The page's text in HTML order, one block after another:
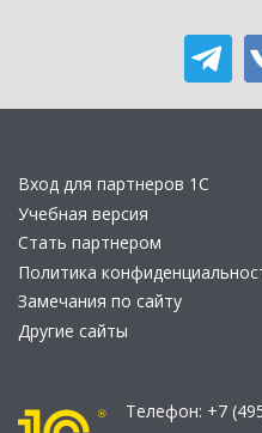
Вход для партнеров 1С
Учебная версия
Стать партнером
Политика
Замечания по сайту
Другие сайты
Телефон: +7